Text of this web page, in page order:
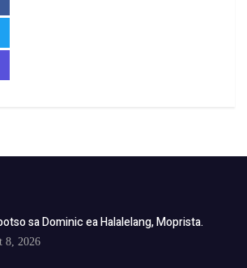
sa Dominic ea Halalelang, Moprista.
8, 2026